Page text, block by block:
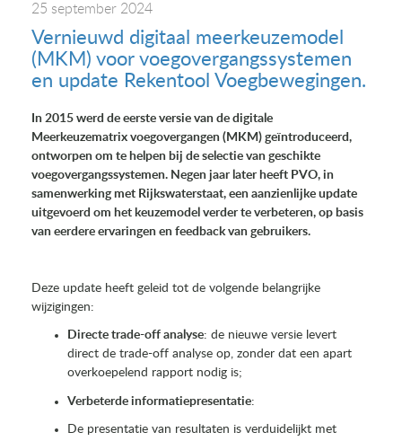
25 september 2024
Vernieuwd digitaal meerkeuzemodel
(MKM) voor voegovergangssystemen
en update Rekentool Voegbewegingen.
In 2015 werd de eerste versie van de digitale
Meerkeuzematrix voegovergangen (MKM) geïntroduceerd,
ontworpen om te helpen bij de selectie van geschikte
voegovergangssystemen. Negen jaar later heeft PVO, in
samenwerking met Rijkswaterstaat, een aanzienlijke update
uitgevoerd om het keuzemodel verder te verbeteren, op basis
van eerdere ervaringen en feedback van gebruikers.
Deze update heeft geleid tot de volgende belangrijke
wijzigingen:
Directe trade-off analyse: de nieuwe versie levert
direct de trade-off analyse op, zonder dat een apart
overkoepelend rapport nodig is;
Verbeterde informatiepresentatie:
De presentatie van resultaten is verduidelijkt met